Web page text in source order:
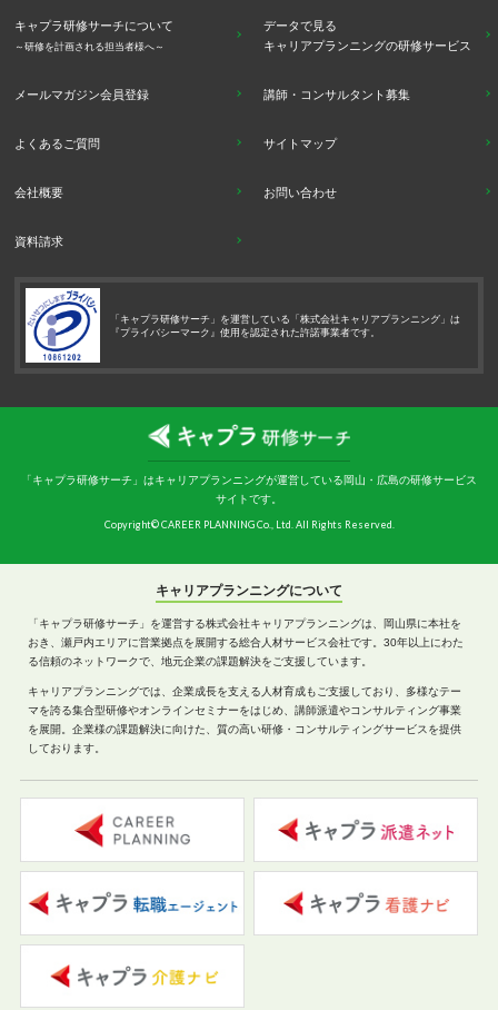
キャプラ研修サーチについて
～研修を計画される担当者様へ～
データで見る
キャリアプランニングの研修サービス
メールマガジン会員登録 講師・コンサルタント募集
よくあるご質問 サイトマップ
会社概要 お問い合わせ
資料請求
「キャプラ研修サーチ」を運営している「株式会社キャリアプランニング」は
『プライバシーマーク』使用を認定された許諾事業者です。
「キャプラ研修サーチ」はキャリアプランニングが運営している岡山・広島の研修サービス
サイトです。
Copyright© CAREER PLANNING Co., Ltd. All Rights Reserved.
キャリアプランニングについて
「キャプラ研修サーチ」を運営する株式会社キャリアプランニングは、岡山県に本社を
おき、瀬戸内エリアに営業拠点を展開する総合人材サービス会社です。30年以上にわた
る信頼のネットワークで、地元企業の課題解決をご支援しています。
キャリアプランニングでは、企業成長を支える人材育成もご支援しており、多様なテー
マを誇る集合型研修やオンラインセミナーをはじめ、講師派遣やコンサルティング事業
を展開。企業様の課題解決に向けた、質の高い研修・コンサルティングサービスを提供
しております。